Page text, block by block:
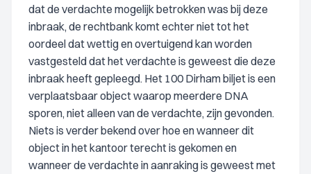
dat de verdachte mogelijk betrokken was bij deze
inbraak, de rechtbank komt echter niet tot het
oordeel dat wettig en overtuigend kan worden
vastgesteld dat het verdachte is geweest die deze
inbraak heeft gepleegd. Het 100 Dirham biljet is een
verplaatsbaar object waarop meerdere DNA
sporen, niet alleen van de verdachte, zijn gevonden.
Niets is verder bekend over hoe en wanneer dit
object in het kantoor terecht is gekomen en
wanneer de verdachte in aanraking is geweest met